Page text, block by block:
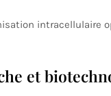
intracellulaire
et